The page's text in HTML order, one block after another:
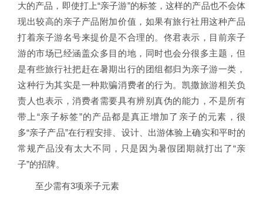
大的产品，即使打上“亲子游”的标签，这样的产品也不会体
现出较高的亲子产品附加价值，如果有旅行社用这种产品
打着亲子游名号来提价是不合理的。佟君表示，目前亲子
游的市场已经涵盖众多目的地，同时也会分很多主题，但
是有些旅行社把赶在暑期出行的团组都归为亲子游一类，
这种行为其实是一种欺骗消费者的行为。凯撒旅游相关负
责人也表示，消费者需要具有辨别真伪的能力，不是所有
带上“亲子标签”的产品都是真正增加了亲子的元素，很
多“亲子产品”在行程安排、设计、出游体验上确实和平时的
常规产品没有太大不同，只是因为暑假团期就打出了“亲
子”的招牌。
至少需有3项亲子元素